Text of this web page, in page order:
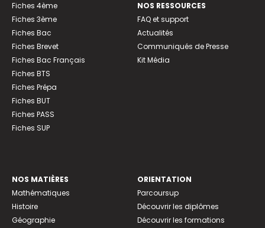
Fiches 4ème
Fiches 3ème
Fiches Bac
Fiches Brevet
Fiches Bac Français
Fiches BTS
Fiches Prépa
Fiches BUT
Fiches PASS
Fiches SUP
NOS RESSOURCES
FAQ et support
Actualités
Communiqués de Presse
Kit Média
NOS MATIÈRES
Mathématiques
Histoire
Géographie
ORIENTATION
Parcoursup
Découvrir les diplômes
Découvrir les formations